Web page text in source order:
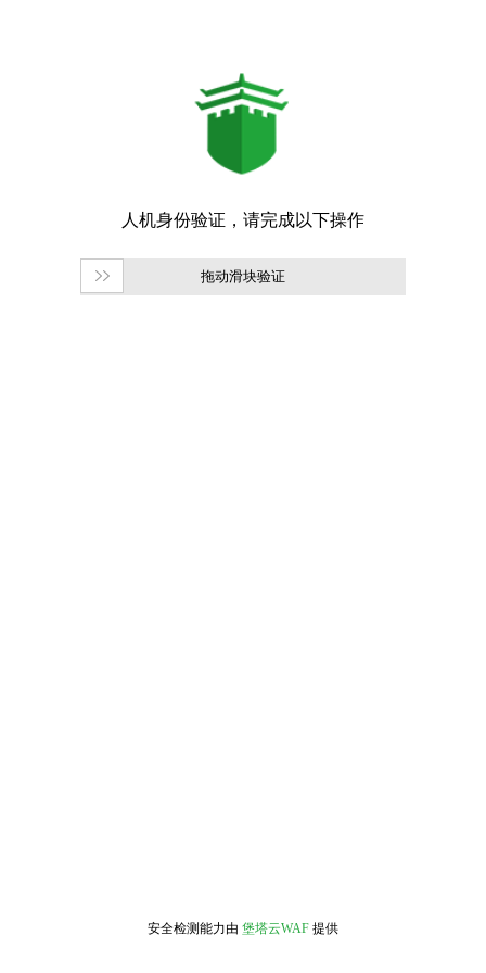
拖动滑块验证
安全检测能力由 堡塔云WAF 提供